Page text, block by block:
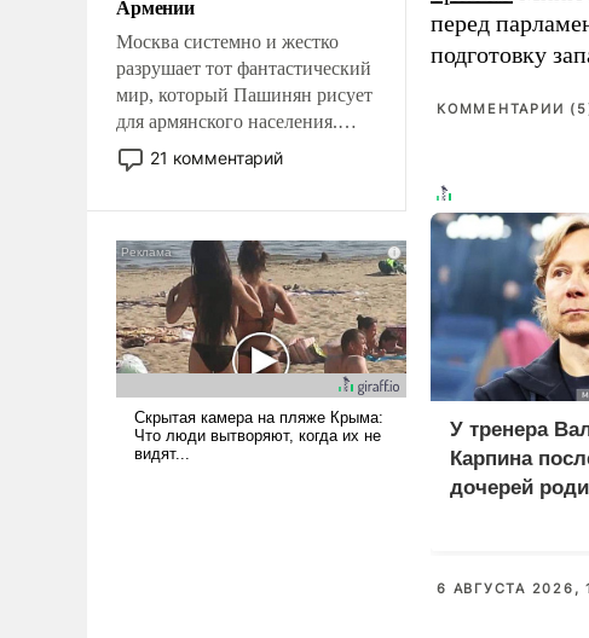
перед Китаем.
Армении
Москва системно и жестко
разрушает тот фантастический
мир, который Пашинян рисует
для армянского населения.
Мир, где политические
прожекты будут безусловно
налогоплательщиков и где
Еревану за свои поступки не
нужно отвечать.
21 комментарий
перед
подготовку
КОММЕНТАРИИ
У тренера
Карпина
дочерей
6 АВГУСТА 2026,